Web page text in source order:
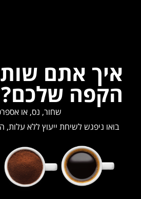
איך אתם
הקפה שלכם?
שחור, נס, או
בואו ניפגש לשיחת ייעוץ ללא עלות,